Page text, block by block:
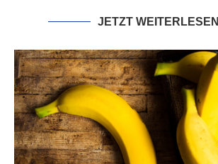
JETZT WEITERLESEN